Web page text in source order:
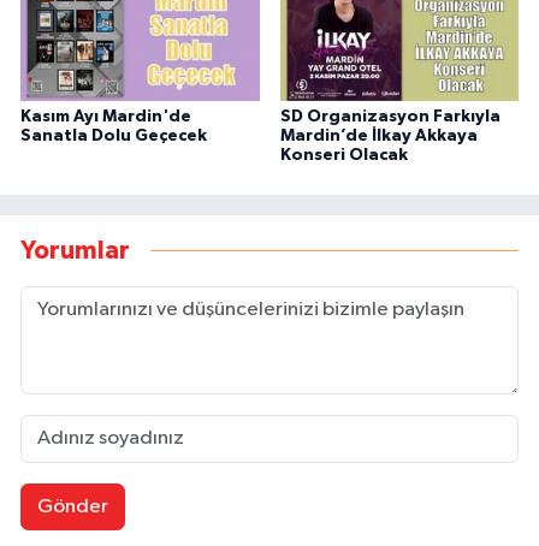
Kasım Ayı Mardin'de
Sanatla Dolu Geçecek
SD Organizasyon Farkıyla
Mardin’de İlkay Akkaya
Konseri Olacak
Yorumlar
Gönder